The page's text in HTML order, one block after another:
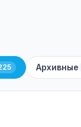
Архивные